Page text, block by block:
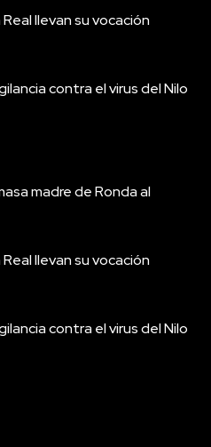
llevan su vocación
contra el virus del Nilo
madre de Ronda al
llevan su vocación
contra el virus del Nilo